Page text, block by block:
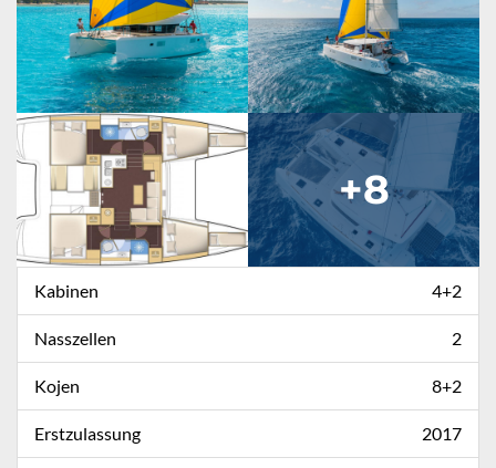
+8
Kabinen 4+2
Nasszellen 2
Kojen 8+2
Erstzulassung 2017